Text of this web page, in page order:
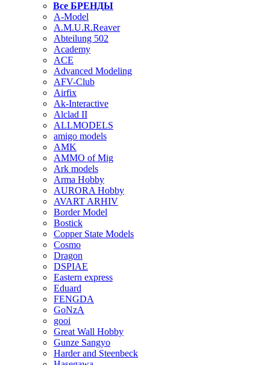
Все БРЕНДЫ
A-Model
A.M.U.R.Reaver
Abteilung 502
Academy
ACE
Advanced Modeling
AFV-Club
Airfix
Ak-Interactive
Alclad II
ALLMODELS
amigo models
AMK
AMMO of Mig
Ark models
Arma Hobby
AURORA Hobby
AVART ARHIV
Border Model
Bostick
Copper State Models
Cosmo
Dragon
DSPIAE
Eastern express
Eduard
FENGDA
GoNzA
gooi
Great Wall Hobby
Gunze Sangyo
Harder and Steenbeck